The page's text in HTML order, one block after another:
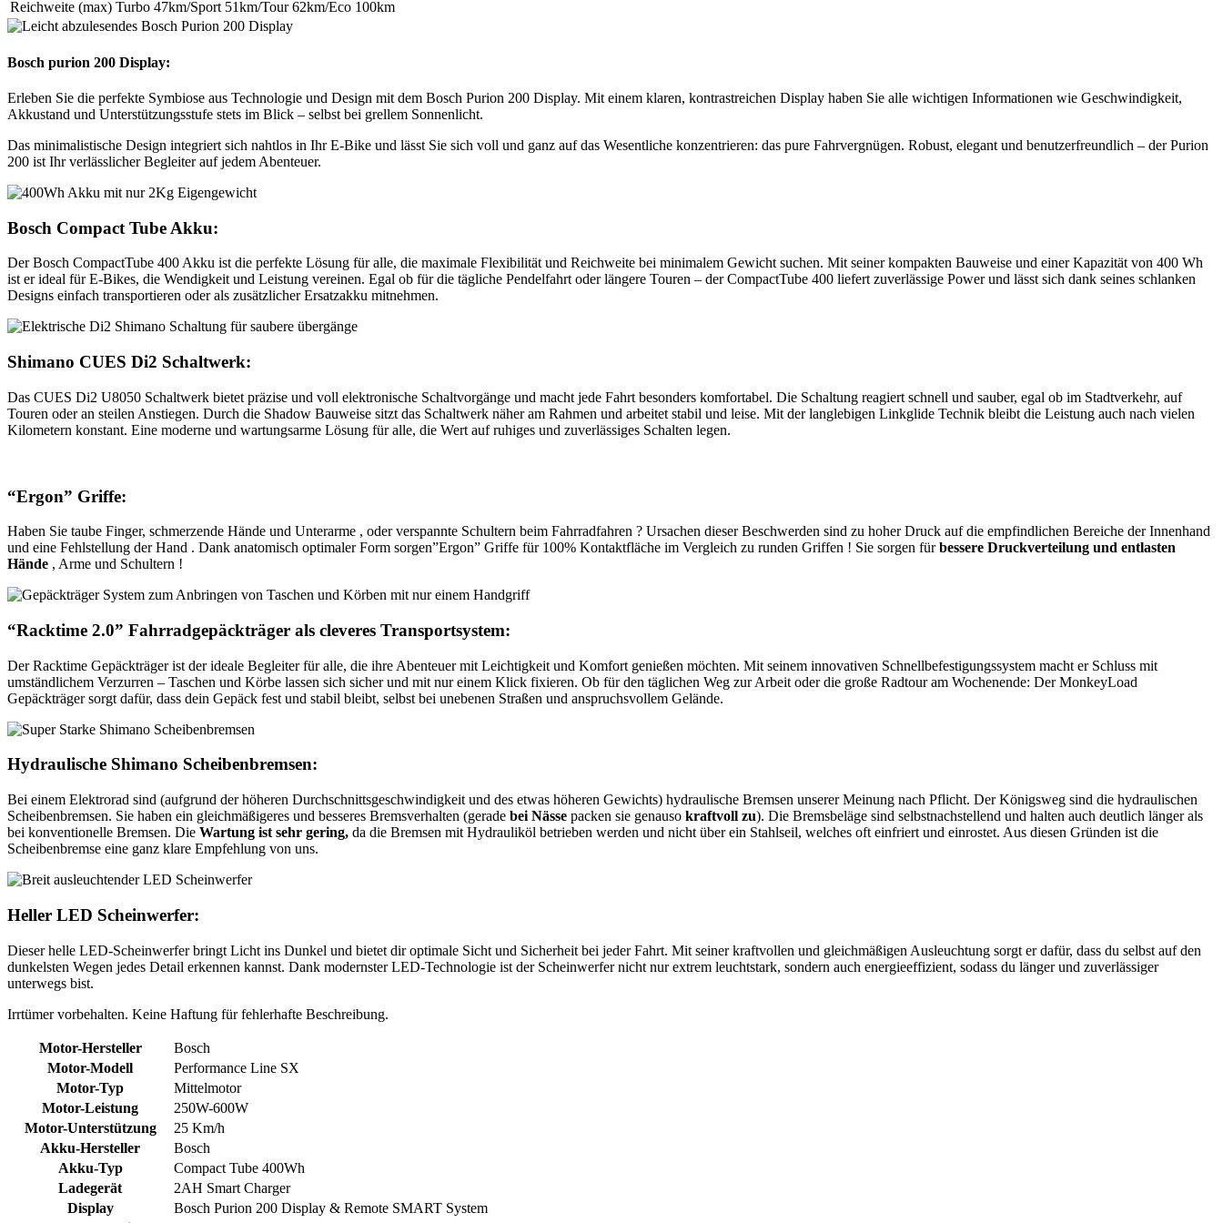
Reichweite (max) Turbo 47km/Sport 51km/Tour 62km/Eco 100km
Bosch purion 200 Display:
Erleben Sie die perfekte Symbiose aus Technologie und Design mit dem Bosch Purion 200 Display. Mit einem klaren, kontrastreichen Display haben Sie alle wichtigen Informationen wie Geschwindigkeit,
Akkustand und Unterstützungsstufe stets im Blick – selbst bei grellem Sonnenlicht.
Das minimalistische Design integriert sich nahtlos in Ihr E-Bike und lässt Sie sich voll und ganz auf das Wesentliche konzentrieren: das pure Fahrvergnügen. Robust, elegant und benutzerfreundlich – der Purion
200 ist Ihr verlässlicher Begleiter auf jedem Abenteuer.
Bosch Compact Tube Akku:
Der Bosch CompactTube 400 Akku ist die perfekte Lösung für alle, die maximale Flexibilität und Reichweite bei minimalem Gewicht suchen. Mit seiner kompakten Bauweise und einer Kapazität von 400 Wh
ist er ideal für E-Bikes, die Wendigkeit und Leistung vereinen. Egal ob für die tägliche Pendelfahrt oder längere Touren – der CompactTube 400 liefert zuverlässige Power und lässt sich dank seines schlanken
Designs einfach transportieren oder als zusätzlicher Ersatzakku mitnehmen.
Shimano CUES Di2 Schaltwerk:
Das CUES Di2 U8050 Schaltwerk bietet präzise und voll elektronische Schaltvorgänge und macht jede Fahrt besonders komfortabel. Die Schaltung reagiert schnell und sauber, egal ob im Stadtverkehr, auf
Touren oder an steilen Anstiegen. Durch die Shadow Bauweise sitzt das Schaltwerk näher am Rahmen und arbeitet stabil und leise. Mit der langlebigen Linkglide Technik bleibt die Leistung auch nach vielen
Kilometern konstant. Eine moderne und wartungsarme Lösung für alle, die Wert auf ruhiges und zuverlässiges Schalten legen.
“Ergon” Griffe:
Haben Sie taube Finger, schmerzende Hände und Unterarme , oder verspannte Schultern beim Fahrradfahren ? Ursachen dieser Beschwerden sind zu hoher Druck auf die empfindlichen Bereiche der Innenhand
und eine Fehlstellung der Hand . Dank anatomisch optimaler Form sorgen”Ergon” Griffe für 100% Kontaktfläche im Vergleich zu runden Griffen ! Sie sorgen fürbessere Druckverteilung und entlasten
Hände , Arme und Schultern !
“Racktime 2.0” Fahrradgepäckträger als cleveres Transportsystem:
Der Racktime Gepäckträger ist der ideale Begleiter für alle, die ihre Abenteuer mit Leichtigkeit und Komfort genießen möchten. Mit seinem innovativen Schnellbefestigungssystem macht er Schluss mit
umständlichem Verzurren – Taschen und Körbe lassen sich sicher und mit nur einem Klick fixieren. Ob für den täglichen Weg zur Arbeit oder die große Radtour am Wochenende: Der MonkeyLoad
Gepäckträger sorgt dafür, dass dein Gepäck fest und stabil bleibt, selbst bei unebenen Straßen und anspruchsvollem Gelände.
Hydraulische Shimano Scheibenbremsen:
Bei einem Elektrorad sind (aufgrund der höheren Durchschnittsgeschwindigkeit und des etwas höheren Gewichts) hydraulische Bremsen unserer Meinung nach Pflicht. Der Königsweg sind die hydraulischen
Scheibenbremsen. Sie haben ein gleichmäßigeres und besseres Bremsverhalten (gerade bei Nässe packen sie genauso kraftvoll zu). Die Bremsbeläge sind selbstnachstellend und halten auch deutlich länger als
bei konventionelle Bremsen. Die Wartung ist sehr gering, da die Bremsen mit Hydrauliköl betrieben werden und nicht über ein Stahlseil, welches oft einfriert und einrostet. Aus diesen Gründen ist die
Scheibenbremse eine ganz klare Empfehlung von uns.
Heller LED Scheinwerfer:
Dieser helle LED-Scheinwerfer bringt Licht ins Dunkel und bietet dir optimale Sicht und Sicherheit bei jeder Fahrt. Mit seiner kraftvollen und gleichmäßigen Ausleuchtung sorgt er dafür, dass du selbst auf den
dunkelsten Wegen jedes Detail erkennen kannst. Dank modernster LED-Technologie ist der Scheinwerfer nicht nur extrem leuchtstark, sondern auch energieeffizient, sodass du länger und zuverlässiger
unterwegs bist.
Irrtümer vorbehalten. Keine Haftung für fehlerhafte Beschreibung.
Motor-Hersteller
Bosch
Motor-Modell
Performance Line SX
Motor-Typ
Mittelmotor
Motor-Leistung
250W-600W
Motor-Unterstützung
25 Km/h
Akku-Hersteller
Bosch
Akku-Typ
Compact Tube 400Wh
Ladegerät
2AH Smart Charger
Display
Bosch Purion 200 Display & Remote SMART System